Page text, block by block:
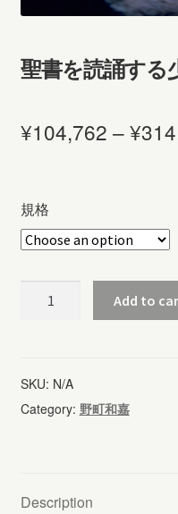
聖書を読誦する
¥104,762 –¥
規格
読
誦
少
Add to
SKU: N/A
Category: 野町和嘉
Description